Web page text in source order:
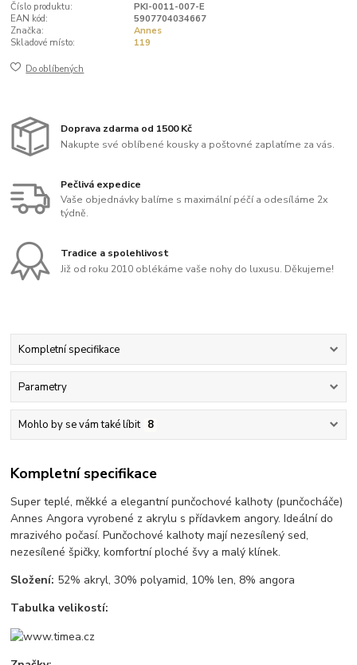
Číslo produktu:
PKI-0011-007-E
EAN kód:
5907704034667
Značka:
Annes
Skladové místo:
119
Do oblíbených
Doprava zdarma od 1500 Kč
Nakupte své oblíbené kousky a poštovné zaplatíme za vás.
Pečlivá expedice
Vaše objednávky balíme s maximální péčí a odesíláme 2x
týdně.
Tradice a spolehlivost
Již od roku 2010 oblékáme vaše nohy do luxusu. Děkujeme!
Kompletní specifikace
Parametry
Mohlo by se vám také líbit 8
Kompletní specifikace
Super teplé, měkké a elegantní punčochové kalhoty (punčocháče)
Annes Angora vyrobené z akrylu s přídavkem angory. Ideální do
mrazivého počasí. Punčochové kalhoty mají nezesílený sed,
nezesílené špičky, komfortní ploché švy a malý klínek.
Složení: 52% akryl, 30% polyamid, 10% len, 8% angora
Tabulka velikostí: